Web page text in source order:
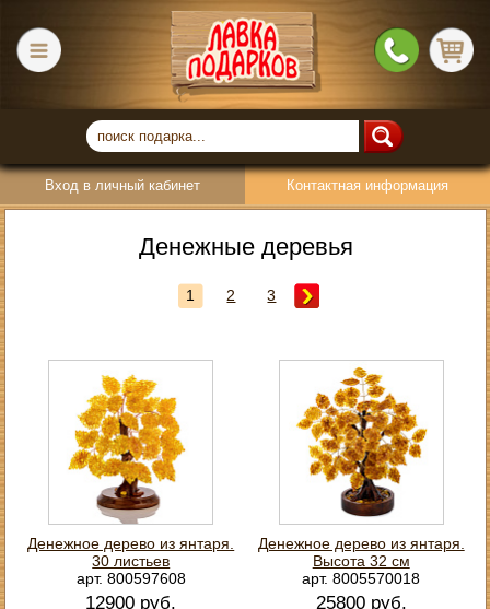
Вход в личный кабинет Контактная информация
Денежные деревья
1 2 3
Денежное дерево из янтаря.
30 листьев
арт. 800597608
12900 руб.
Денежное дерево из янтаря.
Высота 32 см
арт. 8005570018
25800 руб.